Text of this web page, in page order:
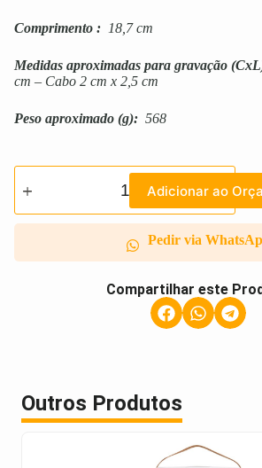
Comprimento : 18,7 cm
Medidas aproximadas para gravação
cm – Cabo 2 cm x 2,5 cm
Peso aproximado (g): 568
Adicionar ao
Pedir via
Compartilhar este
Outros Produtos